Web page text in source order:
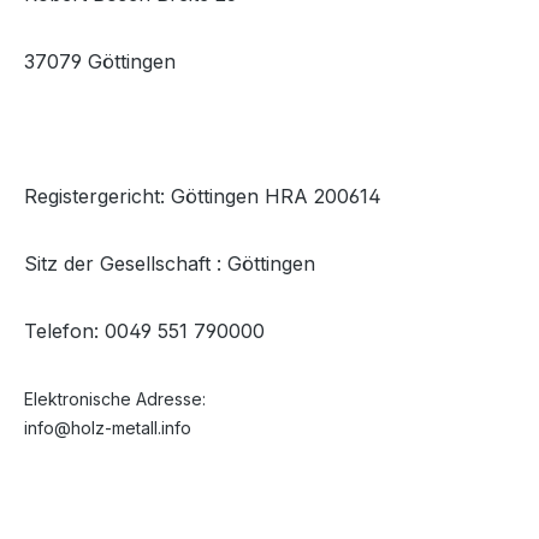
37079 Göttingen
Registergericht: Göttingen HRA 200614
Sitz der Gesellschaft : Göttingen
Telefon: 0049 551 790000
Elektronische Adresse:
info@holz-metall.info